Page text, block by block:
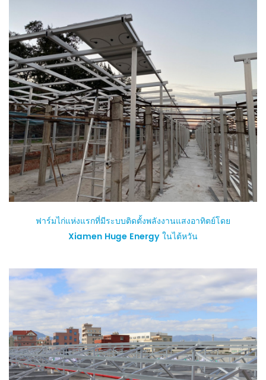
ฟาร์มไก่แห่งแรกที่มีระบบติดตั้งพลังงานแสงอาทิตย์โดย
Xiamen Huge Energy ในไต้หวัน